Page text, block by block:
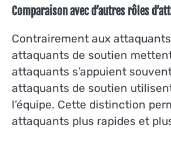
Comparaison avec d’autres rôles
Contrairement aux
attaquants de soutien
attaquants s’appuient
attaquants de soutien
l’équipe. Cette distinction
attaquants plus rapides et